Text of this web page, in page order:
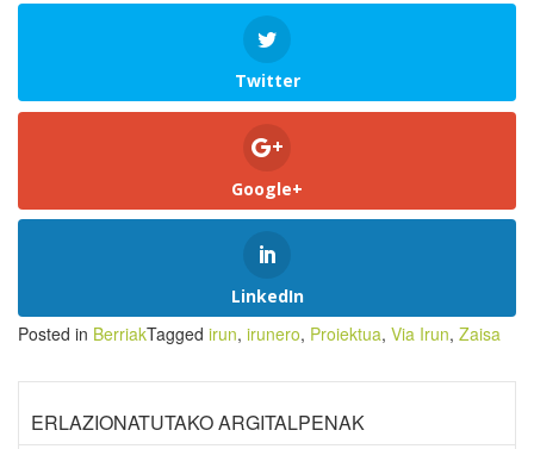
Twitter
Google+
LinkedIn
Posted in BerriakTagged irun, irunero, Proiektua, Via Irun, Zaisa
ERLAZIONATUTAKO ARGITALPENAK